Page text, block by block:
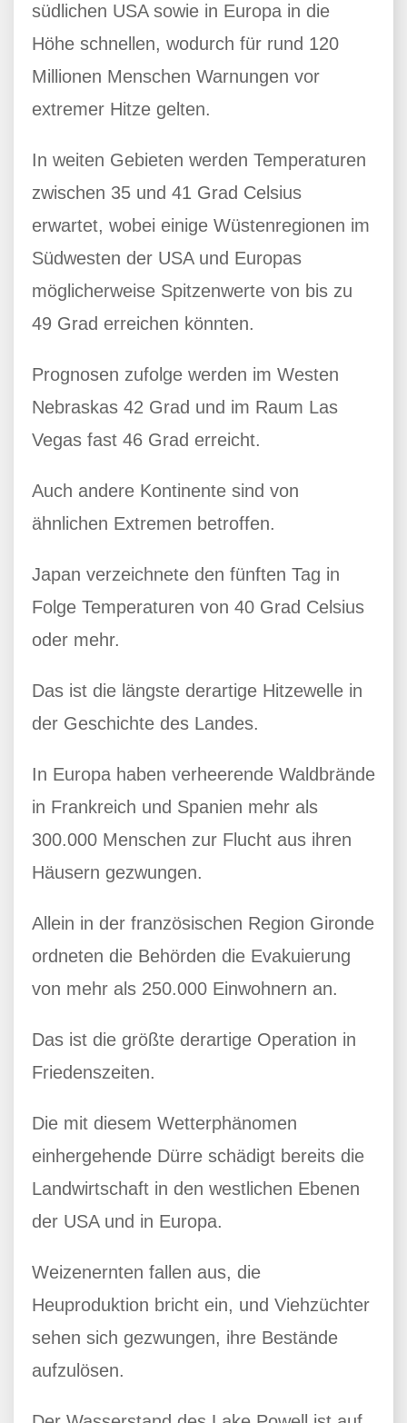
südlichen USA sowie in Europa in die
Höhe schnellen, wodurch für rund 120
Millionen Menschen Warnungen vor
extremer Hitze gelten.
In weiten Gebieten werden Temperaturen
zwischen 35 und 41 Grad Celsius
erwartet, wobei einige Wüstenregionen im
Südwesten der USA und Europas
möglicherweise Spitzenwerte von bis zu
49 Grad erreichen könnten.
Prognosen zufolge werden im Westen
Nebraskas 42 Grad und im Raum Las
Vegas fast 46 Grad erreicht.
Auch andere Kontinente sind von
ähnlichen Extremen betroffen.
Japan verzeichnete den fünften Tag in
Folge Temperaturen von 40 Grad Celsius
oder mehr.
Das ist die längste derartige Hitzewelle in
der Geschichte des Landes.
In Europa haben verheerende Waldbrände
in Frankreich und Spanien mehr als
300.000 Menschen zur Flucht aus ihren
Häusern gezwungen.
Allein in der französischen Region Gironde
ordneten die Behörden die Evakuierung
von mehr als 250.000 Einwohnern an.
Das ist die größte derartige Operation in
Friedenszeiten.
Die mit diesem Wetterphänomen
einhergehende Dürre schädigt bereits die
Landwirtschaft in den westlichen Ebenen
der USA und in Europa.
Weizenernten fallen aus, die
Heuproduktion bricht ein, und Viehzüchter
sehen sich gezwungen, ihre Bestände
aufzulösen.